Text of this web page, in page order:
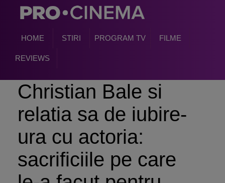
HOME STIRI PROGRAM TV FILME
REVIEWS
Christian Bale si
relatia sa de iubire-
ura cu actoria:
sacrificiile pe care